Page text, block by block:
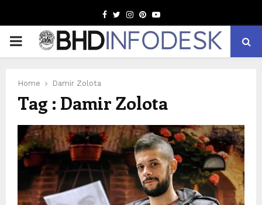
Facebook
TwitterInstagram
Pinterest
Youtube
PRIMARY
Home Damir Zolota
Tag : Damir Zolota